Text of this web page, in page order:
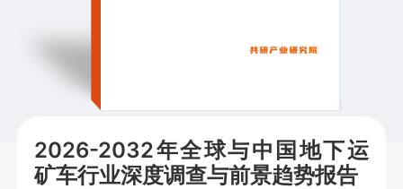
2026-2032年全球与中国地下运
矿车行业深度调查与前景趋势报告